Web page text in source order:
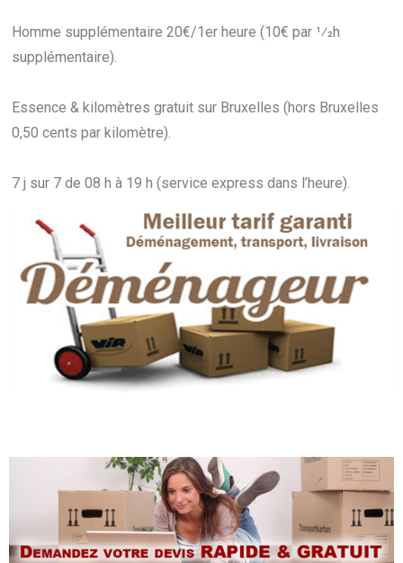
Homme supplémentaire 20€/1er heure (10€ par 1⁄2h
supplémentaire).
Essence & kilomètres gratuit sur Bruxelles (hors Bruxelles
0,50 cents par kilomètre).
7 j sur 7 de 08 h à 19 h (service express dans l’heure).